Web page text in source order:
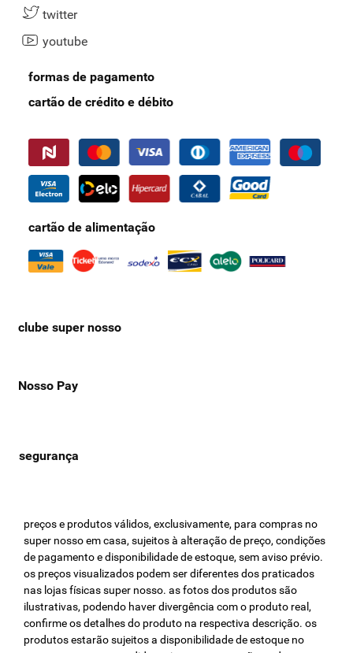
twitter
youtube
formas de pagamento
cartão de crédito e débito
cartão de alimentação
clube super nosso
Nosso Pay
preços e produtos válidos, exclusivamente, para compras no
super nosso em casa, sujeitos à alteração de preço, condições
de pagamento e disponibilidade de estoque, sem aviso prévio.
os preços visualizados podem ser diferentes dos praticados
nas lojas físicas super nosso. as fotos dos produtos são
ilustrativas, podendo haver divergência com o produto real,
confirme os detalhes do produto na respectiva descrição. os
produtos estarão sujeitos a disponibilidade de estoque no